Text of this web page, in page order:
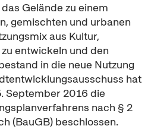
Gelände zu einem
gemischten und urbanen
aus Kultur,
entwickeln und den
in die neue Nutzung
hat
September 2016 die
nach § 2
(BauGB) beschlossen.